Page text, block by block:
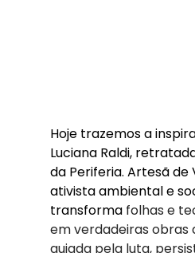
Hoje trazemos a
Luciana Raldi,
da Periferia. Artesã de
ativista ambiental e
transforma folhas e
em verdadeiras obras
guiada pela luta,